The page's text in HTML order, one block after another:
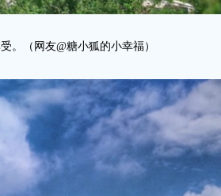
。（网友@糖小狐的小幸福）